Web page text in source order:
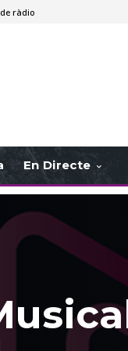
ràdio
En Directe